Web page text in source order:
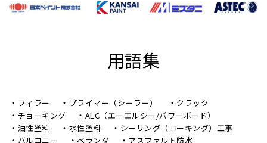
用語集
フィラー プライマー（シーラー）
クラック
チョーキング
ALC（エーエルシー/パワーボード）
油性塗料
水性塗料
シーリング（コーキング）工事
バルコニー
ベランダ
アスファルト防水